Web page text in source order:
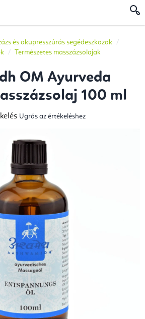
és akupresszúrás segédeszközök
Természetes masszázsolajak
OM Ayurveda
100 ml
Ugrás az értékeléshez